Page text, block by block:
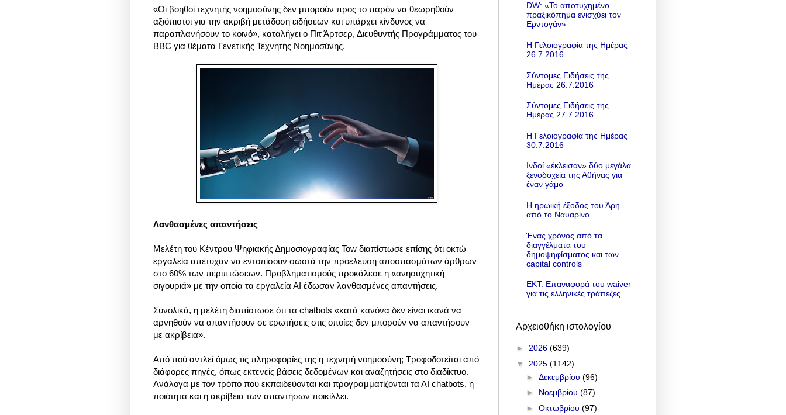
«Οι βοηθοί τεχνητής νοημοσύνης δεν μπορούν προς το παρόν να θεωρηθούν
αξιόπιστοι για την ακριβή μετάδοση ειδήσεων και υπάρχει κίνδυνος να
παραπλανήσουν το κοινό», καταλήγει ο Πιτ Άρτσερ, Διευθυντής Προγράμματος του
BBC για θέματα Γενετικής Τεχνητής Νοημοσύνης.
Λανθασμένες απαντήσεις
Μελέτη του Κέντρου Ψηφιακής Δημοσιογραφίας Tow διαπίστωσε επίσης ότι οκτώ
εργαλεία απέτυχαν να εντοπίσουν σωστά την προέλευση αποσπασμάτων άρθρων
στο 60% των περιπτώσεων. Προβληματισμούς προκάλεσε η «ανησυχητική
σιγουριά» με την οποία τα εργαλεία ΑΙ έδωσαν λανθασμένες απαντήσεις.
Συνολικά, η μελέτη διαπίστωσε ότι τα chatbots «κατά κανόνα δεν είναι ικανά να
αρνηθούν να απαντήσουν σε ερωτήσεις στις οποίες δεν μπορούν να απαντήσουν
με ακρίβεια».
Από πού αντλεί όμως τις πληροφορίες της η τεχνητή νοημοσύνη; Τροφοδοτείται από
διάφορες πηγές, όπως εκτενείς βάσεις δεδομένων και αναζητήσεις στο διαδίκτυο.
Ανάλογα με τον τρόπο που εκπαιδεύονται και προγραμματίζονται τα ΑΙ chatbots, η
ποιότητα και η ακρίβεια των απαντήσων ποικίλλει.
DW: «To αποτυχημένο
πραξικόπημα ενισχύει τον
Ερντογάν»
Η Γελοιογραφία της Ημέρας
26.7.2016
Σύντομες Ειδήσεις της
Ημέρας 26.7.2016
Σύντομες Ειδήσεις της
Ημέρας 27.7.2016
Η Γελοιογραφία της Ημέρας
30.7.2016
Ινδοί «έκλεισαν» δύο μεγάλα
ξενοδοχεία της Αθήνας για
έναν γάμο
Η ηρωική έξοδος του Άρη
από το Ναυαρίνο
Ένας χρόνος από τα
διαγγέλματα του
δημοψηφίσματος και των
capital controls
ΕΚΤ: Επαναφορά του waiver
για τις ελληνικές τράπεζες
Αρχειοθήκη ιστολογίου
► 2026 (639)
▼ 2025 (1142)
► Δεκεμβρίου (96)
► Νοεμβρίου (87)
► Οκτωβρίου (97)